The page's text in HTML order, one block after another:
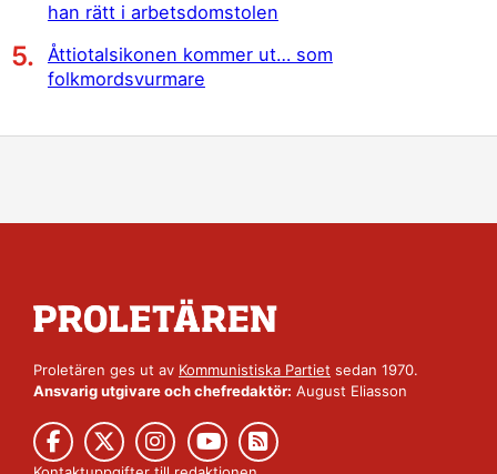
han rätt i arbetsdomstolen
Åttiotalsikonen kommer ut… som
folkmordsvurmare
Proletären ges ut av Kommunistiska Partiet sedan 1970.
Ansvarig utgivare och chefredaktör: August Eliasson